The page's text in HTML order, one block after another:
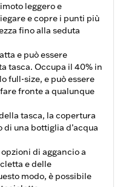
leggero e
e copre i punti più
fino alla seduta
e può essere
tasca. Occupa il 40% in
full-size, e può essere
fronte a qualunque
tasca, la copertura
una bottiglia d’acqua
di aggancio a
e delle
modo, è possibile